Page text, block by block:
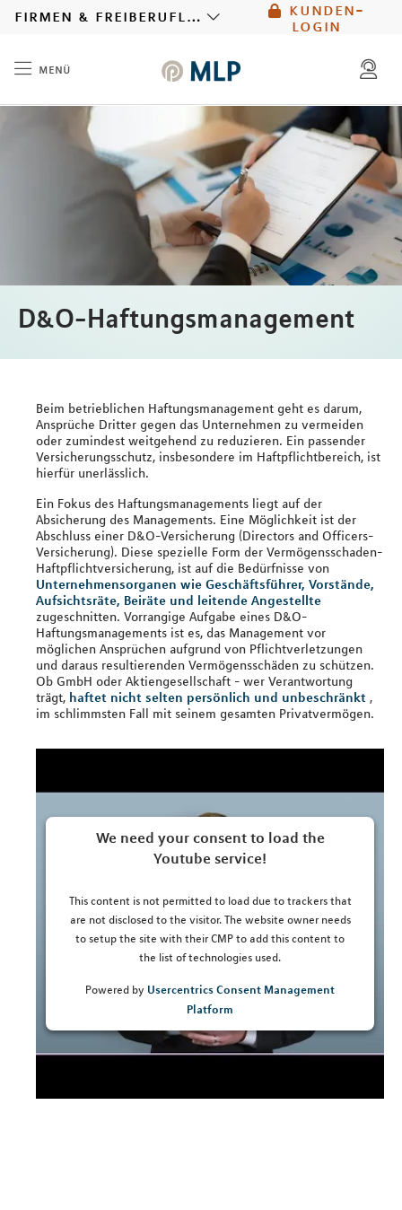
kunden-
login
firmen & freiberufler
menü
D&O-Haftungsmanagement
Beim betrieblichen Haftungsmanagement geht es darum,
Ansprüche Dritter gegen das Unternehmen zu vermeiden
oder zumindest weitgehend zu reduzieren. Ein passender
Versicherungsschutz, insbesondere im Haftpflichtbereich, ist
hierfür unerlässlich.
Ein Fokus des Haftungsmanagements liegt auf der
Absicherung des Managements. Eine Möglichkeit ist der
Abschluss einer D&O-Versicherung (Directors and Officers-
Versicherung). Diese spezielle Form der Vermögensschaden-
Haftpflichtversicherung, ist auf die Bedürfnisse von
Unternehmensorganen wie Geschäftsführer, Vorstände,
Aufsichtsräte, Beiräte und leitende Angestellte
zugeschnitten. Vorrangige Aufgabe eines D&O-
Haftungsmanagements ist es, das Management vor
möglichen Ansprüchen aufgrund von Pflichtverletzungen
und daraus resultierenden Vermögensschäden zu schützen.
Ob GmbH oder Aktiengesellschaft - wer Verantwortung
trägt, haftet nicht selten persönlich und unbeschränkt ,
im schlimmsten Fall mit seinem gesamten Privatvermögen.
We need your consent to load the
Youtube service!
This content is not permitted to load due to trackers that
are not disclosed to the visitor. The website owner needs
to setup the site with their CMP to add this content to
the list of technologies used.
Powered by Usercentrics Consent Management
Platform